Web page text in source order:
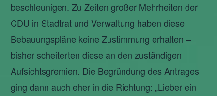
beschleunigen. Zu Zeiten großer Mehrheiten der
CDU in Stadtrat und Verwaltung haben diese
Bebauungspläne keine Zustimmung erhalten –
bisher scheiterten diese an den zuständigen
Aufsichtsgremien. Die Begründung des Antrages
ging dann auch eher in die Richtung: „Lieber ein